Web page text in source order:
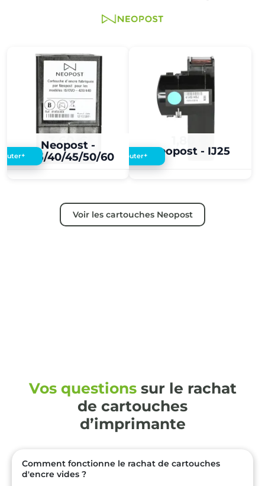
Neopost -
IJ35/40/45/50/60
3,60 €
+ Neopost - IJ25
Ajouter+
Voir les cartouches Neopost
Vos questionssur le rachat
de cartouches
d’imprimante
Comment fonctionne le rachat de cartouches
d'encre vides ?